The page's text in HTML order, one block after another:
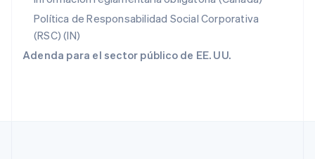
Política de Responsabilidad Social Corporativa
(RSC) (IN)
Adenda para el sector público de EE. UU.
English
República Checa
English
English